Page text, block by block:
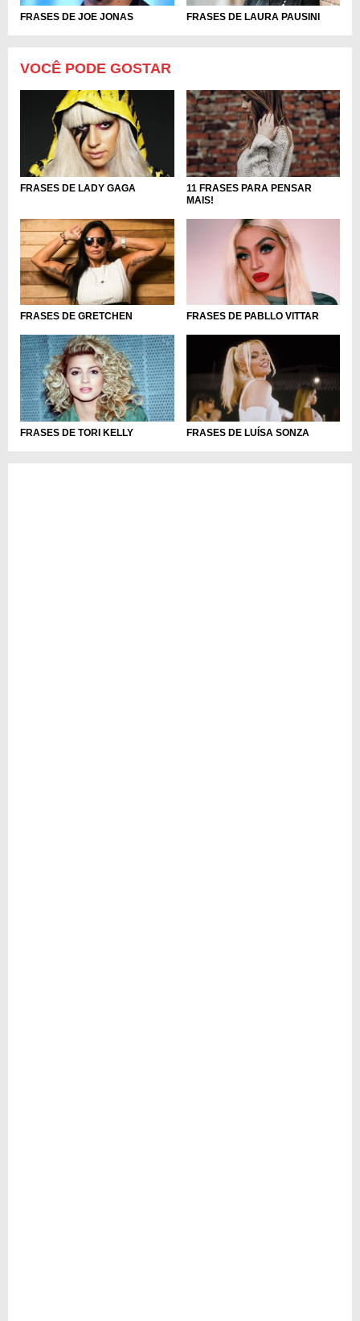
FRASES DE JOE JONAS FRASES DE LAURA PAUSINI
VOCÊ PODE GOSTAR
FRASES DE LADY GAGA
11 FRASES PARA PENSAR
MAIS!
FRASES DE GRETCHEN FRASES DE PABLLO VITTAR
FRASES DE TORI KELLY FRASES DE LUÍSA SONZA